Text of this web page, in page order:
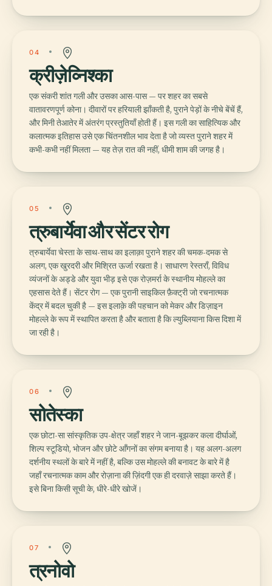
04
क्रीज़ेव्निश्का
एक संकरी शांत गली और उसका आस-पास — पर शहर का सबसे
वातावरणपूर्ण कोना। दीवारों पर हरियाली झाँकती है, पुराने पेड़ों के नीचे बेंचें हैं,
और मिनी तेआतेर में अंतरंग प्रस्तुतियाँ होती हैं। इस गली का साहित्यिक और
कलात्मक इतिहास उसे एक चिंतनशील भाव देता है जो व्यस्त पुराने शहर में
कभी-कभी नहीं मिलता — यह तेज़ रात की नहीं, धीमी शाम की जगह है।
05
त्रुबार्येवा और सेंटर रोग
त्रुबार्येवा चेस्ता के साथ-साथ का इलाक़ा पुराने शहर की चमक-दमक से
अलग, एक खुरदरी और मिश्रित ऊर्जा रखता है। साधारण रेस्तराँ, विविध
व्यंजनों के अड्डे और युवा भीड़ इसे एक रोज़मर्रा के स्थानीय मोहल्ले का
एहसास देते हैं। सेंटर रोग — एक पुरानी साइकिल फ़ैक्ट्री जो रचनात्मक
केंद्र में बदल चुकी है — इस इलाक़े की पहचान को मेकर और डिज़ाइन
मोहल्ले के रूप में स्थापित करता है और बताता है कि ल्युब्लियाना किस दिशा में
जा रही है।
06
सोतेस्का
एक छोटा-सा सांस्कृतिक उप-क्षेत्र जहाँ शहर ने जान-बूझकर कला दीर्घाओं,
शिल्प स्टूडियो, भोजन और छोटे आँगनों का संगम बनाया है। यह अलग-अलग
दर्शनीय स्थलों के बारे में नहीं है, बल्कि उस मोहल्ले की बनावट के बारे में है
जहाँ रचनात्मक काम और रोज़ाना की ज़िंदगी एक ही दरवाज़े साझा करते हैं।
इसे बिना किसी सूची के, धीरे-धीरे खोजें।
07
त्रनोवो